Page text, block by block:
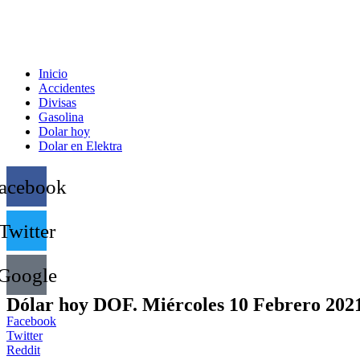
Inicio
Accidentes
Divisas
Gasolina
Dolar hoy
Dolar en Elektra
Dólar hoy DOF. Miércoles 10 Febrero
Facebook
Twitter
Reddit